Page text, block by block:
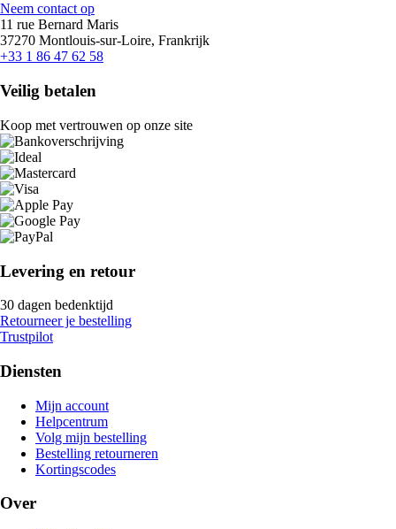
Neem contact op
11 rue Bernard Maris
37270 Montlouis-sur-Loire, Frankrijk
+33 1 86 47 62 58
Veilig betalen
Koop met vertrouwen op onze site
Levering en retour
30 dagen bedenktijd
Retourneer je bestelling
Trustpilot
Diensten
Mijn account
Helpcentrum
Volg mijn bestelling
Bestelling retourneren
Kortingscodes
Over